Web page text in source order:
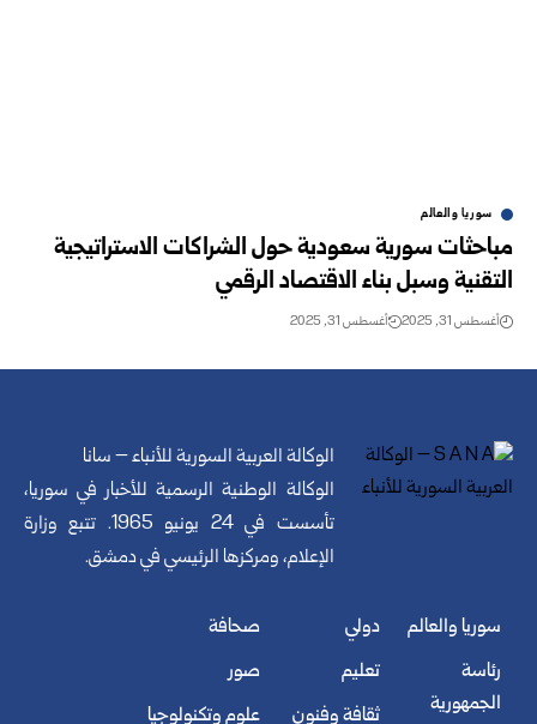
سوريا والعالم
مباحثات سورية سعودية حول الشراكات الاستراتيجية
التقنية وسبل بناء الاقتصاد الرقمي
أغسطس 31, 2025 أغسطس 31, 2025
الوكالة العربية السورية للأنباء – سانا
الوكالة الوطنية الرسمية للأخبار في سوريا،
تأسست في 24 يونيو 1965. تتبع وزارة
الإعلام، ومركزها الرئيسي في دمشق.
سوريا والعالم
رئاسة
الجمهورية
دولي
تعليم
ثقافة وفنون
صحافة
صور
علوم وتكنولوجيا